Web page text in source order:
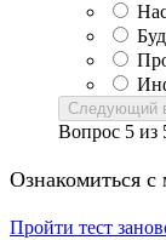
Следующий
Вопрос 5 из
Ознакомиться
Пройти тест